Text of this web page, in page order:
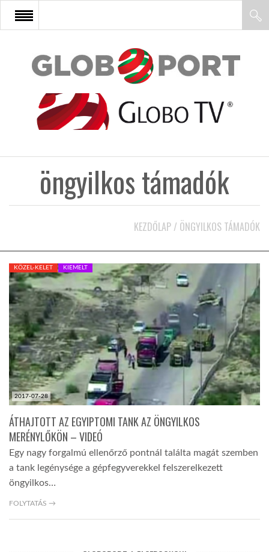
FŐOLDAL
AFRIKA
KÖZEL-KELET
AUSZTRÁLIA
A VILÁG ITTHON
GLOBOTV BP
öngyilkos támadók
KEZDŐLAP / ÖNGYILKOS TÁMADÓK
2017-07-28
KÖZEL-KELET KIEMELT
ÁTHAJTOTT AZ EGYIPTOMI TANK AZ ÖNGYILKOS
MERÉNYLŐKÖN – VIDEÓ
Egy nagy forgalmú ellenőrző pontnál találta magát szemben
a tank legénysége a gépfegyverekkel felszerelkezett
öngyilkos…
FOLYTATÁS →